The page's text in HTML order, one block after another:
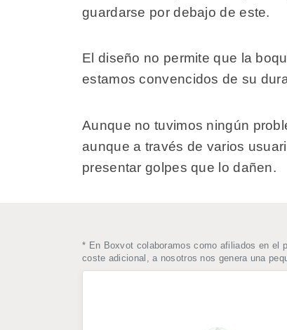
guardarse por debajo de este.
El diseño no permite que la
estamos convencidos de su
Aunque no tuvimos ningún
aunque a través de varios
presentar golpes que lo dañen.
* En Boxvot colaboramos como afiliados en el
coste adicional, a nosotros nos genera una